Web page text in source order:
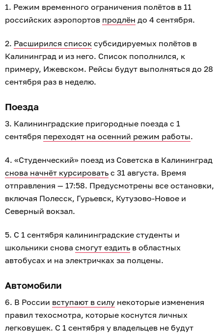
1. Режим временного ограничения полётов в 11
российских аэропортов продлён до 4 сентября.
2. Расширился список субсидируемых полётов в
Калининград и из него. Список пополнился, к
примеру, Ижевском. Рейсы будут выполняться до 28
сентября раз в неделю.
Поезда
3. Калининградские пригородные поезда с 1
сентября переходят на осенний режим работы.
4. «Студенческий» поезд из Советска в Калининград
снова начнёт курсировать с 31 августа. Время
отправления — 17:58. Предусмотрены все остановки,
включая Полесск, Гурьевск, Кутузово-Новое и
Северный вокзал.
5. С 1 сентября калининградские студенты и
школьники снова смогут ездить в областных
автобусах и на электричках за полцены.
Автомобили
6. В России вступают в силу некоторые изменения
правил техосмотра, которые коснутся личных
легковушек. С 1 сентября у владельцев не будут